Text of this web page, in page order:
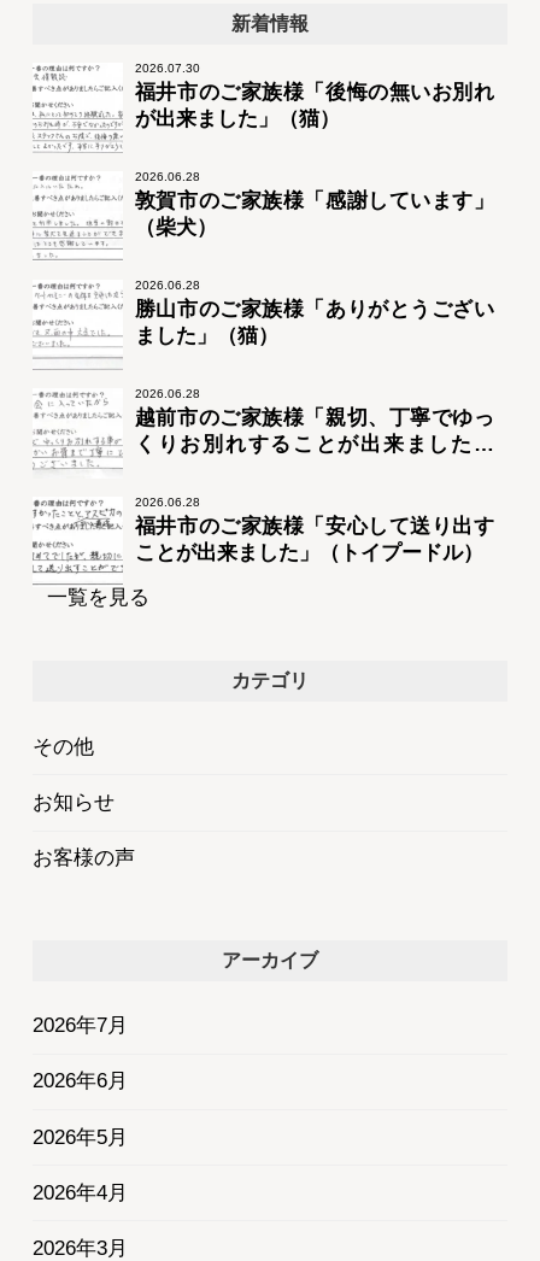
新着情報
2026.07.30
福井市のご家族様「後悔の無いお別れ
が出来ました」（猫）
2026.06.28
敦賀市のご家族様「感謝しています」
（柴犬）
2026.06.28
勝山市のご家族様「ありがとうござい
ました」（猫）
2026.06.28
越前市のご家族様「親切、丁寧でゆっ
くりお別れすることが出来ました」
2026.06.28
福井市のご家族様「安心して送り出す
ことが出来ました」（トイプードル）
一覧を見る
カテゴリ
その他
お知らせ
お客様の声
アーカイブ
2026年7月
2026年6月
2026年5月
2026年4月
2026年3月